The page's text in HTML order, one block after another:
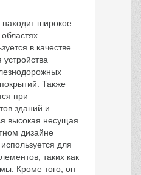
широкое
в качестве
Также
при
зданий и
высокая несущая
дизайне
для
таких как
Кроме того, он